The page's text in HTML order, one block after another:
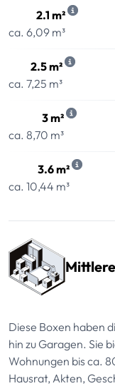
2.1 m²
ca. 6,09 m³
2.5 m²
ca. 7,25 m³
3 m²
ca. 8,70 m³
3.6 m²
ca. 10,44 m³
Diese Boxen haben
hin zu Garagen. Sie
Wohnungen bis ca.
Hausrat, Akten,